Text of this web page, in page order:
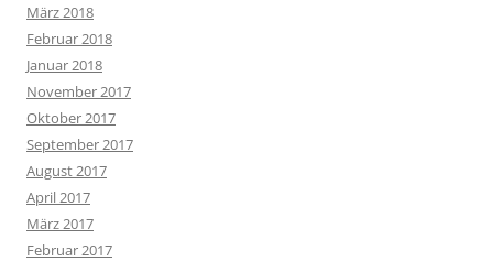
März 2018
Februar 2018
Januar 2018
November 2017
Oktober 2017
September 2017
August 2017
April 2017
März 2017
Februar 2017